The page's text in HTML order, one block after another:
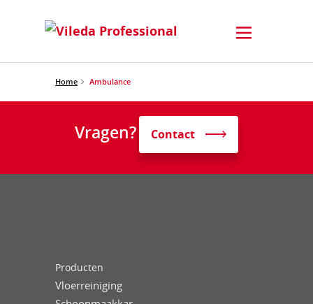
Home Ambulance
Vragen? Contact
Producten
Vloerreiniging